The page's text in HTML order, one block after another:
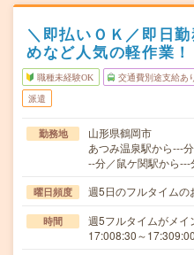
＼即払いＯＫ／即日
めなど人気の軽作業！
職種未経験OK 交通費別途支給あ
派遣
勤務地
山形県鶴岡市
あつみ温泉駅から---
--分／鼠ケ関駅から
曜日頻度 週5日のフルタイムの
時間
週5フルタイムがメイ
17:008:30～